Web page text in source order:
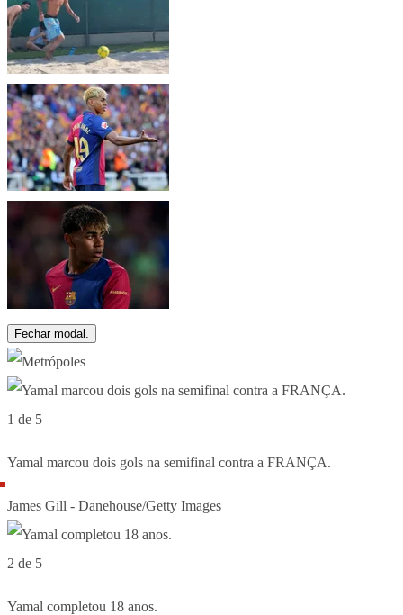
Fechar modal.
1 de 5
Yamal marcou dois gols na semifinal contra a FRANÇA.
James Gill - Danehouse/Getty Images
2 de 5
Yamal completou 18 anos.